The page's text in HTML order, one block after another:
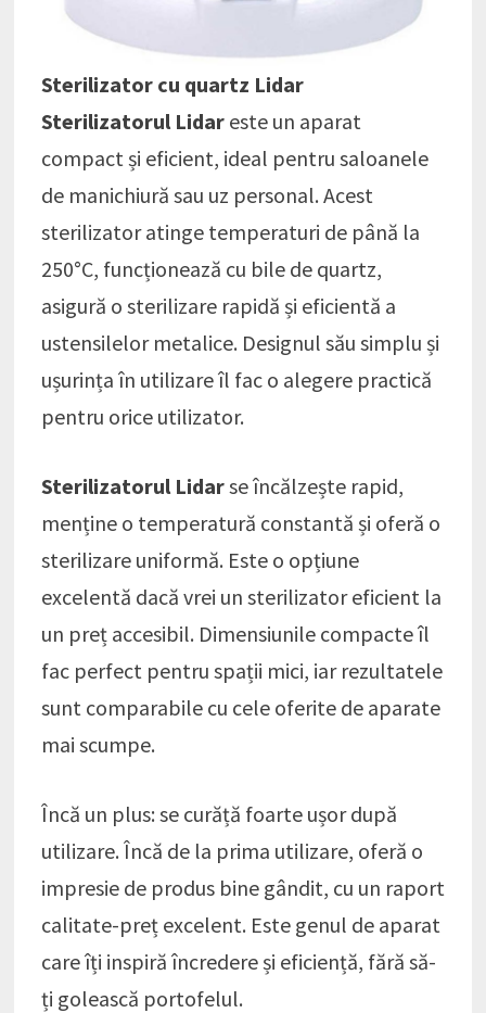
Sterilizator cu quartz Lidar
Sterilizatorul Lidar este un aparat
compact și eficient, ideal pentru saloanele
de manichiură sau uz personal. Acest
sterilizator atinge temperaturi de până la
250°C, funcționează cu bile de quartz,
asigură o sterilizare rapidă și eficientă a
ustensilelor metalice. Designul său simplu și
ușurința în utilizare îl fac o alegere practică
pentru orice utilizator.
Sterilizatorul Lidarse încălzește rapid,
menține o temperatură constantă și oferă o
sterilizare uniformă. Este o opțiune
excelentă dacă vrei un sterilizator eficient la
un preț accesibil. Dimensiunile compacte îl
fac perfect pentru spații mici, iar rezultatele
sunt comparabile cu cele oferite de aparate
mai scumpe.
Încă un plus: se curăță foarte ușor după
utilizare. Încă de la prima utilizare, oferă o
impresie de produs bine gândit, cu un raport
calitate-preț excelent. Este genul de aparat
care îți inspiră încredere și eficiență, fără să-
ți golească portofelul.